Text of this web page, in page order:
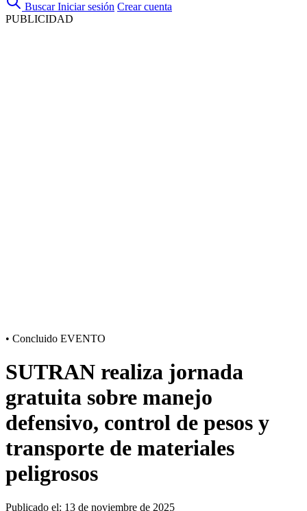
Buscar Iniciar sesión Crear cuenta
PUBLICIDAD
• Concluido EVENTO
SUTRAN realiza jornada
gratuita sobre manejo
defensivo, control de pesos y
transporte de materiales
peligrosos
Publicado el: 13 de noviembre de 2025